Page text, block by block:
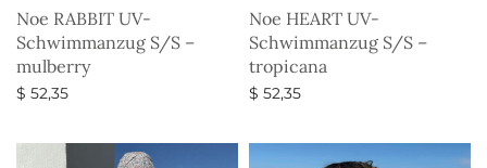
Noe RABBIT UV-
Schwimmanzug S/S –
mulberry
$ 52,35
Noe HEART UV-
Schwimmanzug S/S –
tropicana
$ 52,35